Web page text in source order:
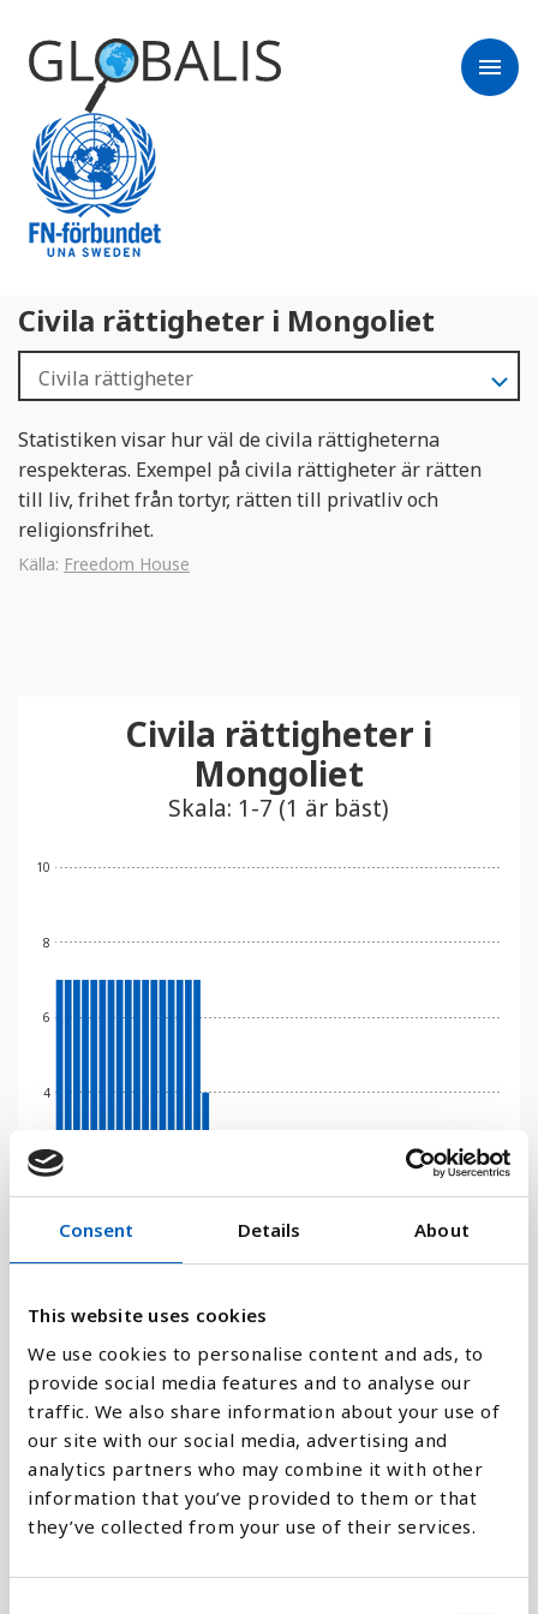
Consent Details About
This website uses cookies
We use cookies to personalise content and ads, to
provide social media features and to analyse our
traffic. We also share information about your use of
our site with our social media, advertising and
analytics partners who may combine it with other
information that you’ve provided to them or that
they’ve collected from your use of their services.
menu
Civila rättigheter i Mongoliet
Statistiken visar hur väl de civila rättigheterna
respekteras. Exempel på civila rättigheter är rätten
till liv, frihet från tortyr, rätten till privatliv och
religionsfrihet.
Källa: Freedom House
2
4
6
8
10
19721974197619781980198319851987198919911994199619982000200220042006200820102012201420162018202020222024
Civila rättigheter i
Mongoliet
Skala: 1-7 (1 är bäst)
Stapeldiagram
Linje
Platt